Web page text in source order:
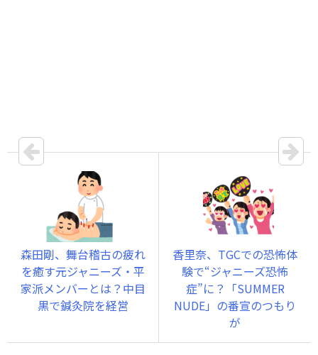
森田剛、舞台稽古の疲れ
を癒す元ジャニーズ・平
家派メンバーとは？中目
黒で鍼灸院を経営
香里奈、TGCでの恐怖体
験で“ジャニーズ恐怖
症”に？「SUMMER
NUDE」の番宣のつもり
が